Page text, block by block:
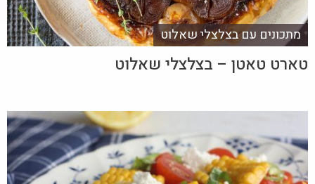
מתכונים עם בצלצלי שאלוט
טארט טאטן – בצלצלי שאלוט